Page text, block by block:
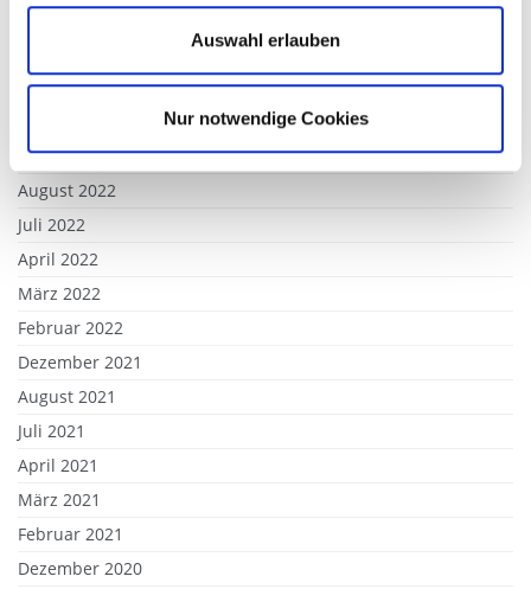
Auswahl erlauben
Nur notwendige Cookies
Februar 2023
Dezember 2022
September 2022
August 2022
Juli 2022
April 2022
März 2022
Februar 2022
Dezember 2021
August 2021
Juli 2021
April 2021
März 2021
Februar 2021
Dezember 2020